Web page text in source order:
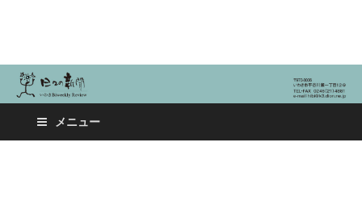
日々の新聞
メニュー